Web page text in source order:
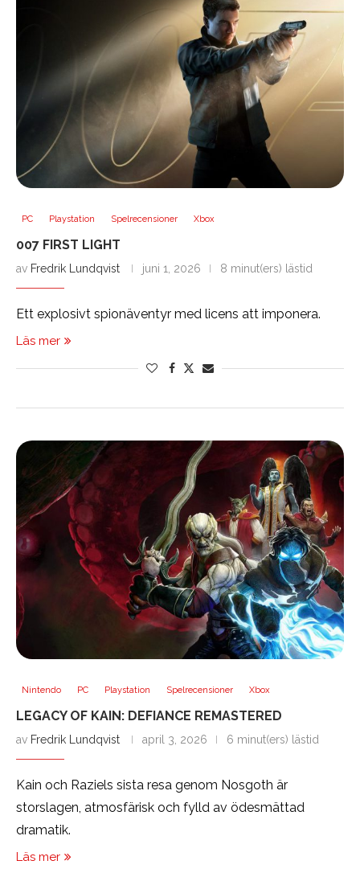
PC Playstation Spelrecensioner Xbox
007 FIRST LIGHT
av Fredrik Lundqvist juni 1, 2026 8 minut(ers) lästid
Ett explosivt spionäventyr med licens att imponera.
Läs mer
Nintendo PC Playstation Spelrecensioner Xbox
LEGACY OF KAIN: DEFIANCE REMASTERED
av Fredrik Lundqvist april 3, 2026 6 minut(ers) lästid
Kain och Raziels sista resa genom Nosgoth är
storslagen, atmosfärisk och fylld av ödesmättad
dramatik.
Läs mer